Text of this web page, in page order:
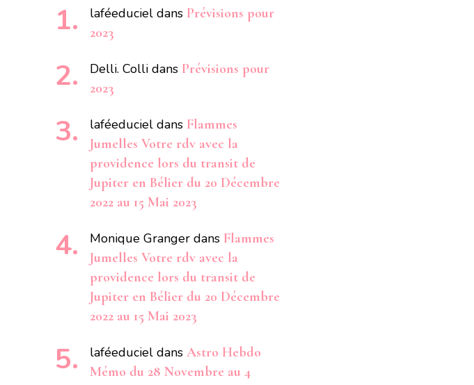
laféeduciel dans Prévisions pour
2023
Delli. Colli dans Prévisions pour
2023
laféeduciel dans Flammes
Jumelles Votre rdv avec la
providence lors du transit de
Jupiter en Bélier du 20 Décembre
2022 au 15 Mai 2023
Monique Granger dans Flammes
Jumelles Votre rdv avec la
providence lors du transit de
Jupiter en Bélier du 20 Décembre
2022 au 15 Mai 2023
laféeduciel dans Astro Hebdo
Mémo du 28 Novembre au 4